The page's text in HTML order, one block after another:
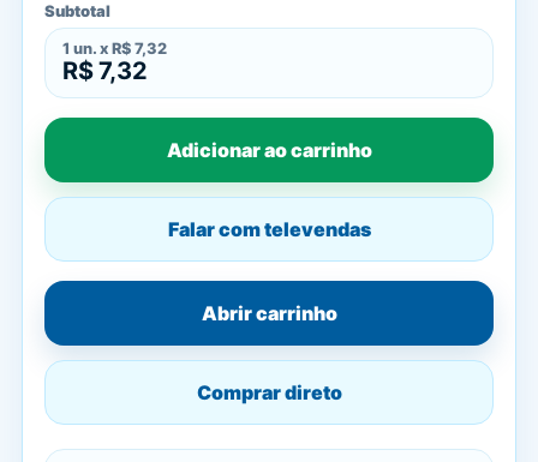
Subtotal
1 un. x R$ 7,32
R$ 7,32
Adicionar ao carrinho
Falar com televendas
Abrir carrinho
Comprar direto